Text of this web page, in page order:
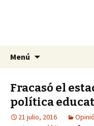
La Yunta de
La nueva opción
Menú
Fracasó el
política
21 julio, 2016